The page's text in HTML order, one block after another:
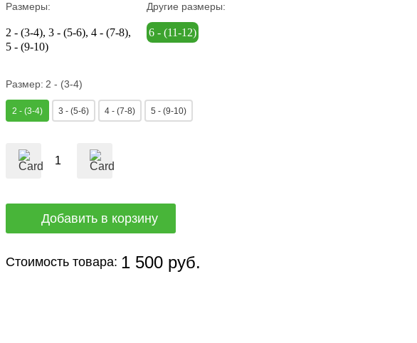
Размеры:
2 - (3-4) 3 - (5-6) 4 - (7-8)
5 - (9-10)
Другие размеры:
6 - (11-12)
Размер: 2 - (3-4)
2 - (3-4) 3 - (5-6) 4 - (7-8) 5 - (9-10)
Стоимость товара: 1 500 руб.